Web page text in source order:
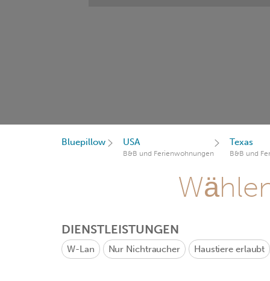
Bluepillow USA
B&B und Ferienwohnungen
Texas
B&B und
DIENSTLEISTUNGEN
W-Lan Nur Nichtraucher Haustiere erlaubt